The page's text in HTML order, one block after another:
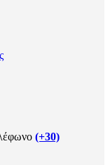
(+30)